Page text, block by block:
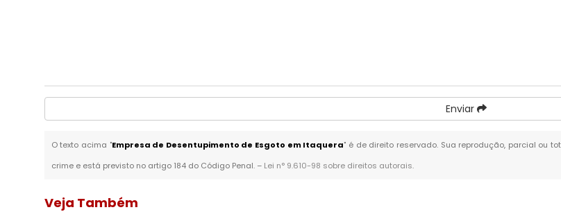
Enviar
O texto acima "Empresa de Desentupimento de Esgoto em Itaquera" é de direito reservado. Sua reprodução, parcial ou
crime e está previsto no artigo 184 do Código Penal. – Lei n° 9.610-98 sobre direitos autorais.
Veja Também